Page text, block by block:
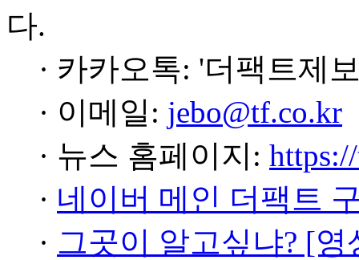
다.
· 카카오톡: '더팩트제
· 이메일: jebo@tf.co.kr
· 뉴스 홈페이지:
· 네이버 메인 더팩트
· 그곳이 알고싶냐? [